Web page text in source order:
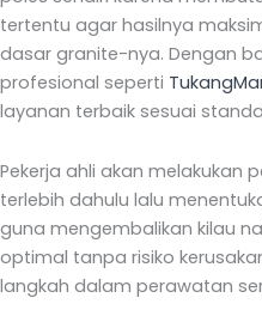
tertentu agar hasilnya
dasar granite-nya. Dengan
profesional seperti
layanan terbaik sesuai
Pekerja ahli akan melakukan
terlebih dahulu lalu
guna mengembalikan kilau
optimal tanpa risiko
langkah dalam perawatan